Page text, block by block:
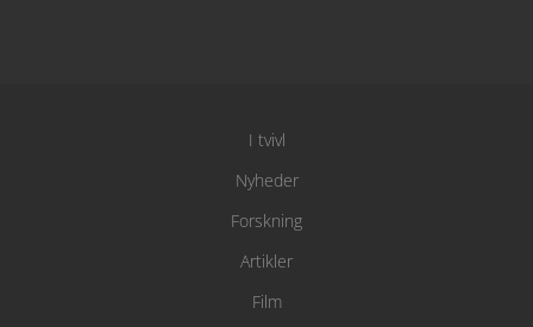
I tvivl
Nyheder
Forskning
Artikler
Film